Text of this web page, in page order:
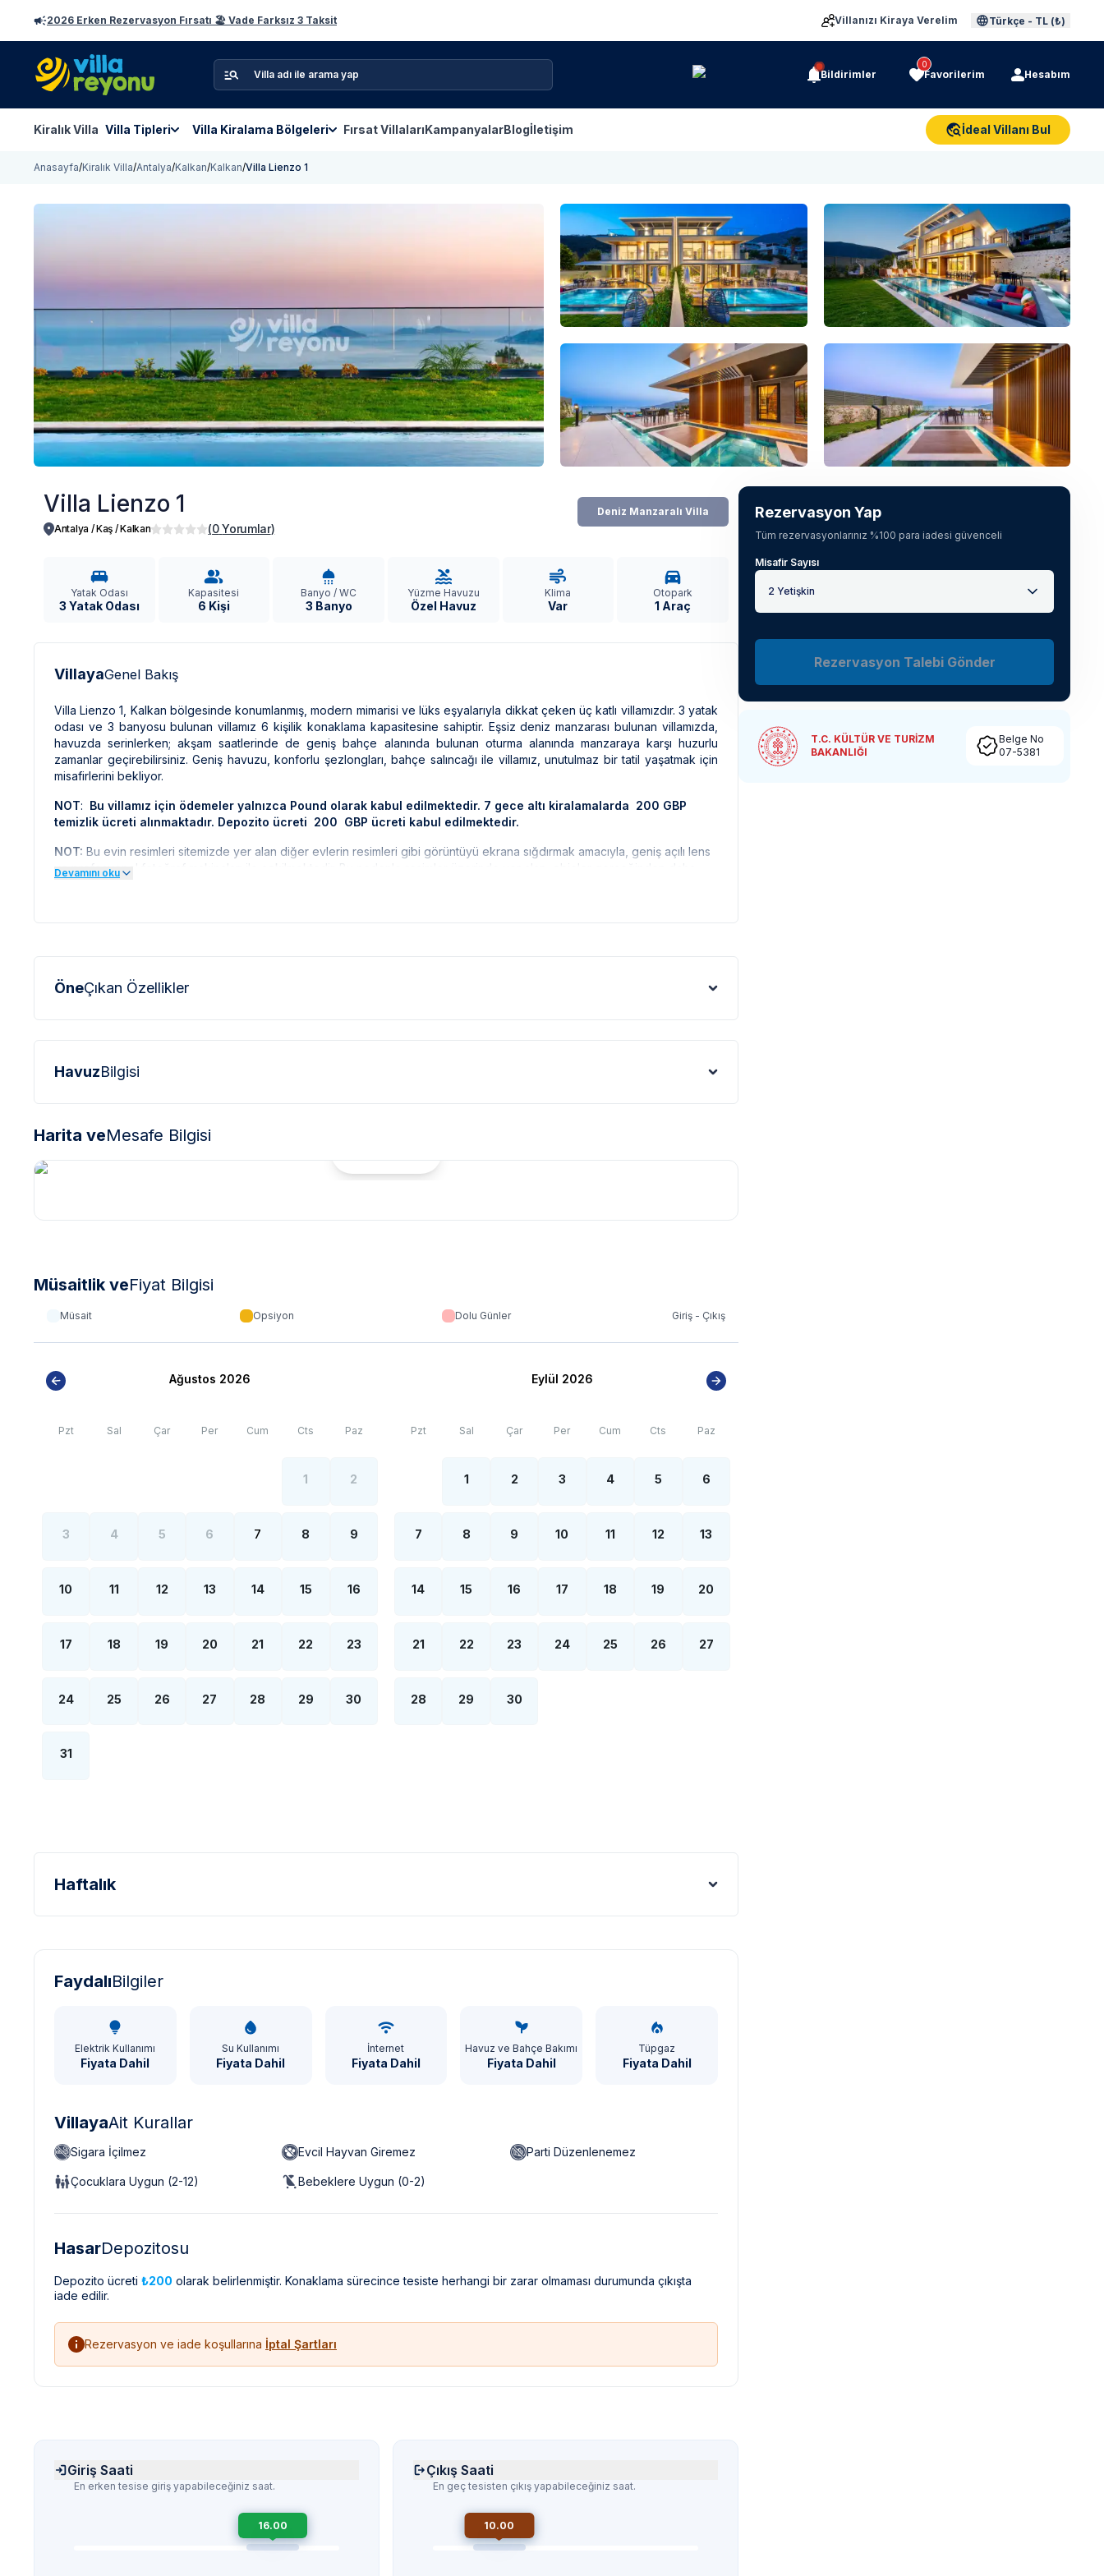
2026 Erken Rezervasyon Fırsatı 🏖️ Vade Farksız 3 Taksit Villanızı Kiraya Verelim Türkçe - TL (₺)
Bildirimler
0
Favorilerim Hesabım
Kiralık Villa Villa Tipleri Villa Kiralama Bölgeleri Fırsat VillalarıKampanyalarBlogİletişim İdeal Villanı Bul
Anasayfa/Kiralık Villa/Antalya/Kalkan/Kalkan/Villa Lienzo 1
Tüm fotoğrafları gör
Villa Lienzo 1
Antalya / Kaş /Kalkan (0 Yorumlar)
Deniz Manzaralı Villa
Yatak Odası
3 Yatak Odası
Kapasitesi
6 Kişi
Banyo / WC
3 Banyo
Yüzme Havuzu
Özel Havuz
Klima
Var
Otopark
1 Araç
VillayaGenel Bakış
Villa Lienzo 1, Kalkan bölgesinde konumlanmış, modern mimarisi ve lüks eşyalarıyla dikkat çeken üç katlı villamızdır. 3 yatak
odası ve 3 banyosu bulunan villamız 6 kişilik konaklama kapasitesine sahiptir. Eşsiz deniz manzarası bulunan villamızda,
havuzda serinlerken; akşam saatlerinde de geniş bahçe alanında bulunan oturma alanında manzaraya karşı huzurlu
zamanlar geçirebilirsiniz. Geniş havuzu, konforlu şezlongları, bahçe salıncağı ile villamız, unutulmaz bir tatil yaşatmak için
misafirlerini bekliyor.
NOT: Bu villamız için ödemeler yalnızca Pound olarak kabul edilmektedir. 7 gece altı kiralamalarda 200 GBP
temizlik ücreti alınmaktadır. Depozito ücreti 200 GBP ücreti kabul edilmektedir.
NOT: Bu evin resimleri sitemizde yer alan diğer evlerin resimleri gibi görüntüyü ekrana sığdırmak amacıyla, geniş açılı lens
ve profesyonel fotoğraf makinaları ile çekilmektedir. Bu nedenle resimler üzerinde yer alan objeler gerçeğinden daha
Devamını oku
ÖneÇıkan Özellikler
HavuzBilgisi
Harita veMesafe Bilgisi
Müsaitlik veFiyat Bilgisi
Müsait Opsiyon Dolu Günler Giriş - Çıkış
Ağustos 2026
Pzt Sal Çar Per Cum Cts Paz
1 2
3 4 5 6 7 8 9
10 11 12 13 14 15 16
17 18 19 20 21 22 23
24 25 26 27 28 29 30
31
Eylül 2026
Pzt Sal Çar Per Cum Cts Paz
1 2 3 4 5 6
7 8 9 10 11 12 13
14 15 16 17 18 19 20
21 22 23 24 25 26 27
28 29 30
Haftalık
FaydalıBilgiler
Elektrik Kullanımı
Fiyata Dahil
Su Kullanımı
Fiyata Dahil
İnternet
Fiyata Dahil
Havuz ve Bahçe Bakımı
Fiyata Dahil
Tüpgaz
Fiyata Dahil
VillayaAit Kurallar
Sigara İçilmez Evcil Hayvan Giremez Parti Düzenlenemez
Çocuklara Uygun (2-12) Bebeklere Uygun (0-2)
HasarDepozitosu
Depozito ücreti ₺200 olarak belirlenmiştir. Konaklama sürecince tesiste herhangi bir zarar olmaması durumunda çıkışta
iade edilir.
Rezervasyon ve iade koşullarına İptal Şartları
Giriş Saati
En erken tesise giriş yapabileceğiniz saat.
16.00
Çıkış Saati
En geç tesisten çıkış yapabileceğiniz saat.
10.00
Rezervasyon Yap
Tüm rezervasyonlarınız %100 para iadesi güvenceli
Misafir Sayısı
2 Yetişkin
Rezervasyon Talebi Gönder
T.C. KÜLTÜR VE TURİZM
BAKANLIĞI
Belge No
07-5381